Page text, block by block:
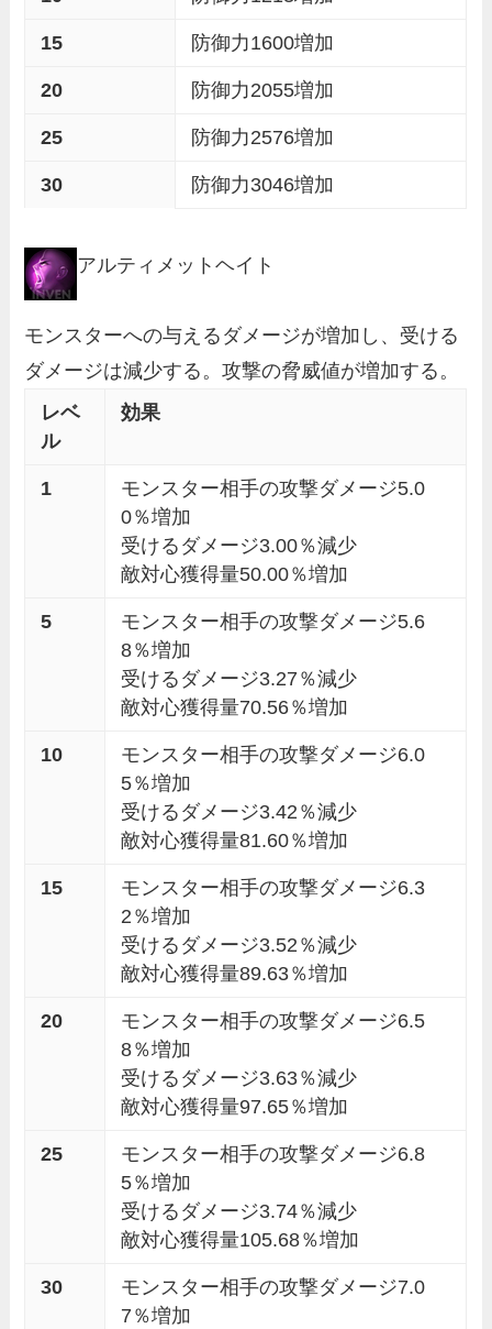
15 防御力1600増加
20 防御力2055増加
25 防御力2576増加
30 防御力3046増加
アルティメットヘイト
モンスターへの与えるダメージが増加し、受ける
ダメージは減少する。攻撃の脅威値が増加する。
レベ
ル
効果
1
モンスター相手の攻撃ダメージ5.0
0％増加
受けるダメージ3.00％減少
敵対心獲得量50.00％増加
5
モンスター相手の攻撃ダメージ5.6
8％増加
受けるダメージ3.27％減少
敵対心獲得量70.56％増加
10
モンスター相手の攻撃ダメージ6.0
5％増加
受けるダメージ3.42％減少
敵対心獲得量81.60％増加
15
モンスター相手の攻撃ダメージ6.3
2％増加
受けるダメージ3.52％減少
敵対心獲得量89.63％増加
20
モンスター相手の攻撃ダメージ6.5
8％増加
受けるダメージ3.63％減少
敵対心獲得量97.65％増加
25
モンスター相手の攻撃ダメージ6.8
5％増加
受けるダメージ3.74％減少
敵対心獲得量105.68％増加
30
モンスター相手の攻撃ダメージ7.0
7％増加